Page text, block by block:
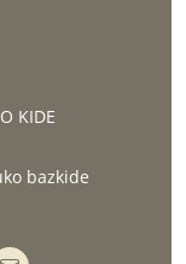
KIDE
bazkide